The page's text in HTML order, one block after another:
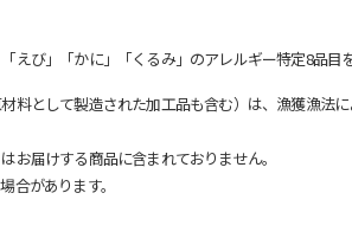
えび」「かに」「くるみ」のアレルギー特定8品目
として製造された加工品も含む）は、漁獲漁法
届けする商品に含まれておりません。
合があります。